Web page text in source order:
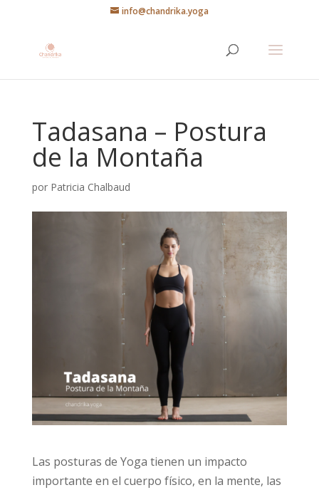
info@chandrika.yoga
Tadasana – Postura
de la Montaña
por Patricia Chalbaud
Las posturas de Yoga tienen un impacto
importante en el cuerpo físico, en la mente, las